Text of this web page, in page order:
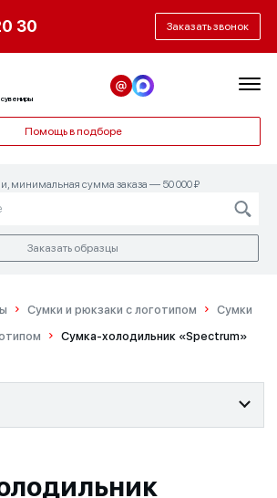
30 Заказать звонок
Помощь в подборе
минимальная сумма заказа — 50 000 ₽
Заказать образцы
Сумки и рюкзаки с логотипом
Сумки
Сумка-холодильник «Spectrum»